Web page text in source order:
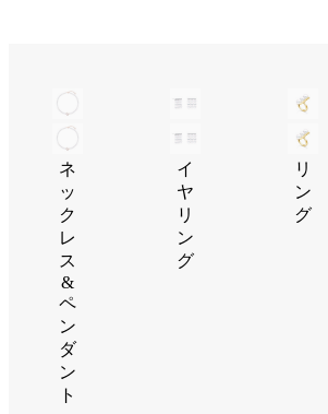
ネ
ッ
ク
レ
ス
&
ペ
ン
ダ
ン
ト
イ
ヤ
リ
ン
グ
リ
ン
グ